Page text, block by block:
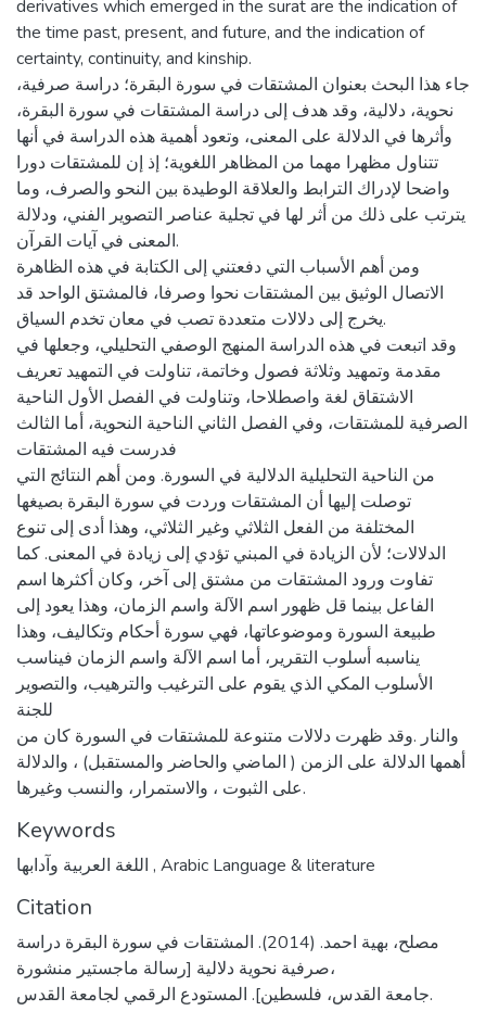
derivatives which emerged in the surat are the indication of
the time past, present, and future, and the indication of
certainty, continuity, and kinship.
جاء هذا البحث بعنوان المشتقات في سورة البقرة؛ دراسة صرفية،
نحوية، دلالية، وقد هدف إلى دراسة المشتقات في سورة البقرة،
وأثرها في الدلالة على المعنى، وتعود أهمية هذه الدراسة في أنها
تتناول مظهرا مهما من المظاهر اللغوية؛ إذ إن للمشتقات دورا
واضحا لإدراك الترابط والعلاقة الوطيدة بين النحو والصرف، وما
يترتب على ذلك من أثر لها في تجلية عناصر التصوير الفني، ودلالة
المعنى في آيات القرآن.
ومن أهم الأسباب التي دفعتني إلى الكتابة في هذه الظاهرة
الاتصال الوثيق بين المشتقات نحوا وصرفا، فالمشتق الواحد قد
يخرج إلى دلالات متعددة تصب في معان تخدم السياق.
وقد اتبعت في هذه الدراسة المنهج الوصفي التحليلي، وجعلها في
مقدمة وتمهيد وثلاثة فصول وخاتمة، تناولت في التمهيد تعريف
الاشتقاق لغة واصطلاحا، وتناولت في الفصل الأول الناحية
الصرفية للمشتقات، وفي الفصل الثاني الناحية النحوية، أما الثالث
فدرست فيه المشتقات
من الناحية التحليلية الدلالية في السورة. ومن أهم النتائج التي
توصلت إليها أن المشتقات وردت في سورة البقرة بصيغها
المختلفة من الفعل الثلاثي وغير الثلاثي، وهذا أدى إلى تنوع
الدلالات؛ لأن الزيادة في المبني تؤدي إلى زيادة في المعنى. كما
تفاوت ورود المشتقات من مشتق إلى آخر، وكان أكثرها اسم
الفاعل بينما قل ظهور اسم الآلة واسم الزمان، وهذا يعود إلى
طبيعة السورة وموضوعاتها، فهي سورة أحكام وتكاليف، وهذا
يناسبه أسلوب التقرير، أما اسم الآلة واسم الزمان فيناسب
الأسلوب المكي الذي يقوم على الترغيب والترهيب، والتصوير
للجنة
والنار .وقد ظهرت دلالات متنوعة للمشتقات في السورة كان من
أهمها الدلالة على الزمن ( الماضي والحاضر والمستقبل) ، والدلالة
على الثبوت ، والاستمرار، والنسب وغيرها.
Keywords
, Arabic Language & literature
Citation
مصلح، بهية احمد. (2014). المشتقات في سورة البقرة دراسة
صرفية نحوية دلالية [رسالة ماجستير منشورة،
جامعة القدس، فلسطين]. المستودع الرقمي لجامعة القدس.